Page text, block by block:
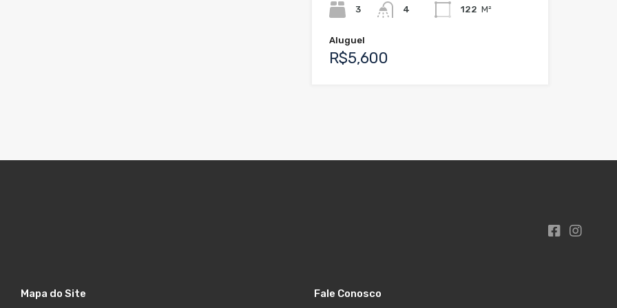
3 4 122 M²
Aluguel
R$5,600
Mapa do Site Fale Conosco